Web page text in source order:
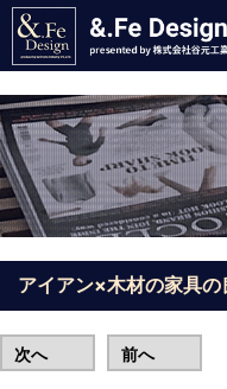
アイアン×木材の家具
次へ 前へ